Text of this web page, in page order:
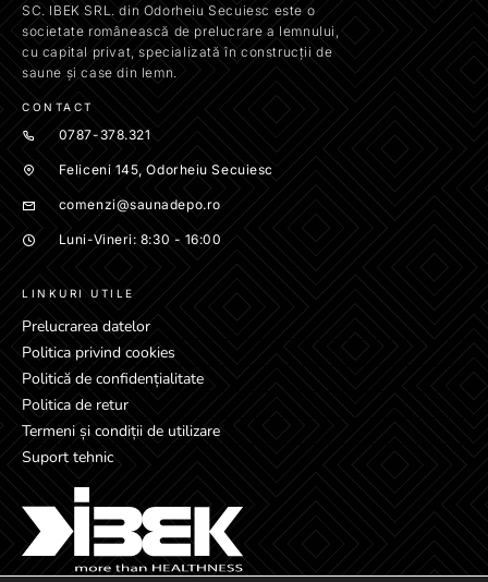
SC. IBEK SRL. din Odorheiu Secuiesc este o
societate românească de prelucrare a lemnului,
cu capital privat, specializată în construcții de
saune și case din lemn.
CONTACT
0787-378.321
Feliceni 145, Odorheiu Secuiesc
comenzi@saunadepo.ro
Luni-Vineri: 8:30 - 16:00
LINKURI UTILE
Prelucrarea datelor
Politica privind cookies
Politică de confidențialitate
Politica de retur
Termeni și condiții de utilizare
Suport tehnic